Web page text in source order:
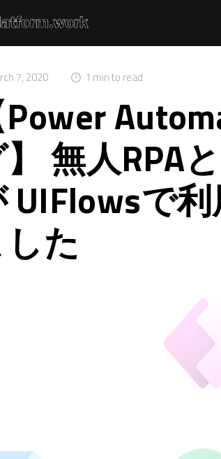
7, 2020 1 min to read
Power
無人RPA
UIFlowsで
した